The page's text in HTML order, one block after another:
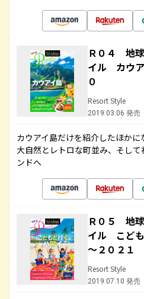
Ｒ０４ 地
イル カウ
０
Resort Style
2019.03.06 発売
カウアイ島だけを紹介したほか
大自然とレトロな町並み、そし
ンドへ
Ｒ０５ 地
イル こど
～２０２１
Resort Style
2019.07.10 発売